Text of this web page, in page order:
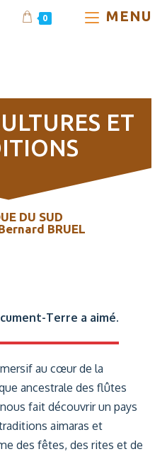
0 MENU
ET
DU SUD
BRUEL
Terre a aimé.
au cœur de la
ancestrale des flûtes
fait découvrir un pays
aimaras et
des fêtes, des rites et de